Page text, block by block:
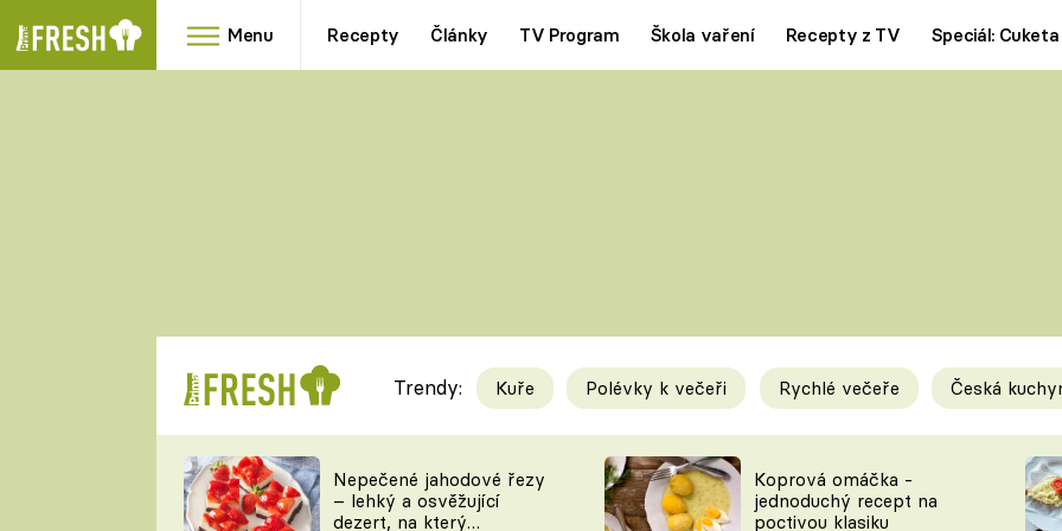
Menu Recepty Články TV Program Škola vaření Recepty z TV Speciál: Cuketa
RYCHLOVKY
Videorecepty
TEĎ VAŘÍ ŠÉF!
Tipy a triky
KAM ZA JÍDLEM
Trendy: Kuře Polévky k večeři Rychlé večeře Česká
Nepečené jahodové řezy
– lehký a osvěžující
dezert, na který
Koprová omáčka -
jednoduchý recept na
poctivou klasiku